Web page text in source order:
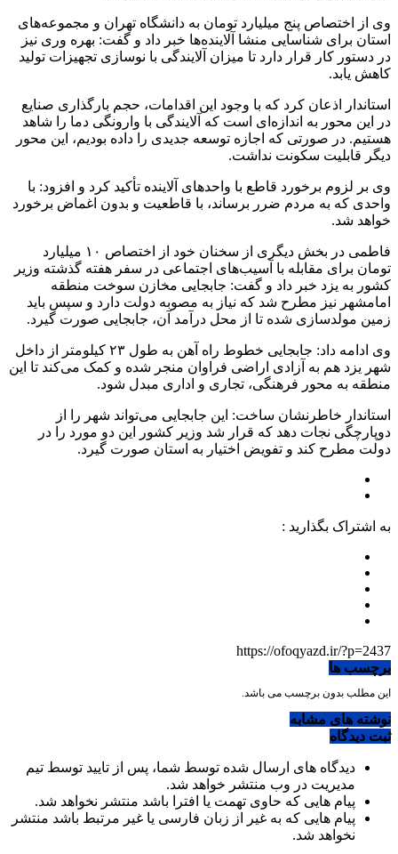
وی از اختصاص پنج میلیارد تومان به دانشگاه تهران و مجموعه‌های
استان برای شناسایی منشا آلاینده‌ها خبر داد و گفت: بهره وری نیز
در دستور کار قرار دارد تا میزان آلایندگی با نوسازی تجهیزات تولید
کاهش یابد.
استاندار اذعان کرد که با وجود این اقدامات، حجم بارگذاری صنایع
در این محور به اندازه‌ای است که آلایندگی با وارونگی دما را شاهد
هستیم. در صورتی که اجازه توسعه جدیدی را داده بودیم، این محور
دیگر قابلیت سکونت نداشت.
وی بر لزوم برخورد قاطع با واحد‌های آلاینده تأکید کرد و افزود: با
واحدی که به مردم ضرر برساند، با قاطعیت و بدون اغماض برخورد
خواهد شد.
فاطمی در بخش دیگری از سخنان خود از اختصاص ۱۰ میلیارد
تومان برای مقابله با آسیب‌های اجتماعی در سفر هفته گذشته وزیر
کشور به یزد خبر داد و گفت: جابجایی مخازن سوخت منطقه
امامشهر نیز مطرح شد که نیاز به مصوبه دولت دارد و سپس باید
زمین مولدسازی شده تا از محل درآمد آن، جابجایی صورت گیرد.
وی ادامه داد: جابجایی خطوط راه آهن به طول ۲۳ کیلومتر از داخل
شهر یزد هم به آزادی اراضی فراوان منجر شده و کمک می‌کند تا این
منطقه به محور فرهنگی، تجاری و اداری مبدل شود.
استاندار خاطرنشان ساخت: این جابجایی می‌تواند شهر را از
دوپارچگی نجات دهد که قرار شد وزیر کشور این دو مورد را در
دولت مطرح کند و تفویض اختیار به استان صورت گیرد.
به اشتراک بگذارید :
https://ofoqyazd.ir/?p=2437
برچسب ها
این مطلب بدون برچسب می باشد.
نوشته های مشابه
ثبت دیدگاه
دیدگاه های ارسال شده توسط شما، پس از تایید توسط تیم
مدیریت در وب منتشر خواهد شد.
پیام هایی که حاوی تهمت یا افترا باشد منتشر نخواهد شد.
پیام هایی که به غیر از زبان فارسی یا غیر مرتبط باشد منتشر
نخواهد شد.